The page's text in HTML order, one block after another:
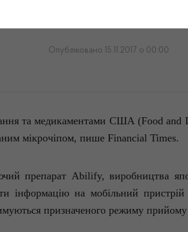
Опубліковано 15.11.2017 о 00:00
та медикаментами США (Food and
мікрочіпом, пише Financial Times.
препарат Abilify,виробництва
інформаціюна мобільний пристрій
призначеного режиму прийому